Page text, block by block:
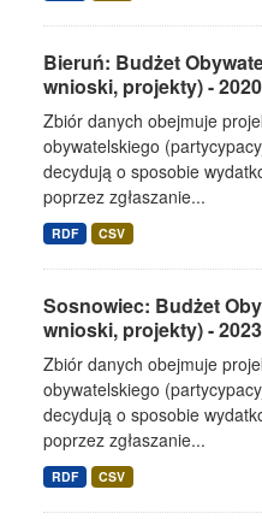
Bieruń: Budżet
wnioski, projekty) - 2020
Zbiór danych obejmuje
obywatelskiego
decydują o sposobie
poprzez zgłaszanie...
RDF CSV
Sosnowiec: Budżet
wnioski, projekty) - 2023
Zbiór danych obejmuje
obywatelskiego
decydują o sposobie
poprzez zgłaszanie...
RDF CSV